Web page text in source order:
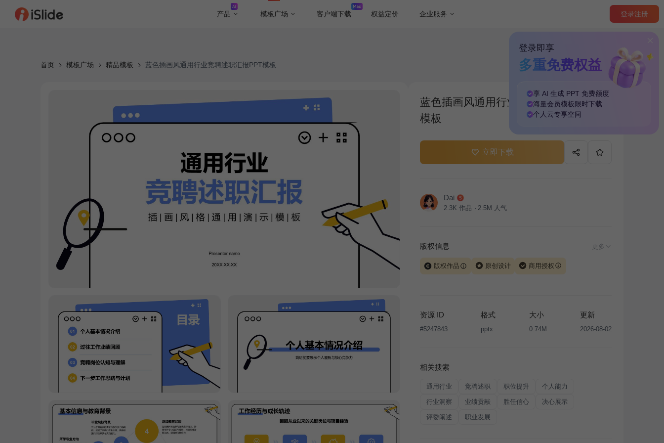
产品 模板广场 客户端下载 权益定价 企业服务 登录注册
登录即享
多重免费权益
享 AI 生成 PPT 免费额度
海量会员模板 限时下载
个人云专享空间
首页 模板广场 精品模板 蓝色插画风通用行业竞聘述职汇报PPT模板
蓝色插画风通用行业竞聘述职汇报PPT
模板
立即下载
Dai
2.3K 作品 2.5M 人气
版权信息 更多
版权作品 原创设计 商用授权
让、出售或出租，未经投权许可任何人不得擅自转载和分发，否则
将接照我国著作权法的相关规定承担相应法律责任。
资源 ID
#5247843
格式
pptx
大小
0.74M
更新
2026-08-02
相关搜索
通用行业 竞聘述职 职位提升 个人能力
行业洞察 业绩贡献 胜任信心 决心展示
评委阐述 职业发展